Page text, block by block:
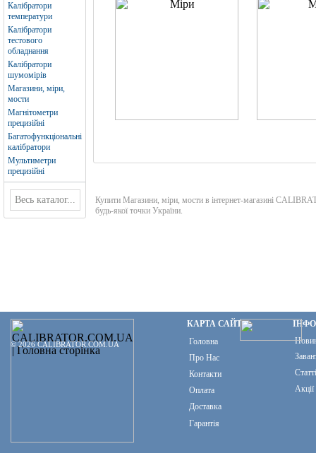
Калібратори
температури
Калібратори
тестового
обладнання
Калібратори
шумомірів
Магазини, міри,
мости
Магнітометри
прецизійні
Багатофункціональні
калібратори
Мультиметри
прецизійні
Купити Магазини, міри, мости в інтернет-магазині
будь-якої точки України.
© 2026 CALIBRATOR.COM.UA
КАРТА САЙТУ
Головна
Про Нас
Контакти
Оплата
Доставка
Гарантія
Статті
Акції